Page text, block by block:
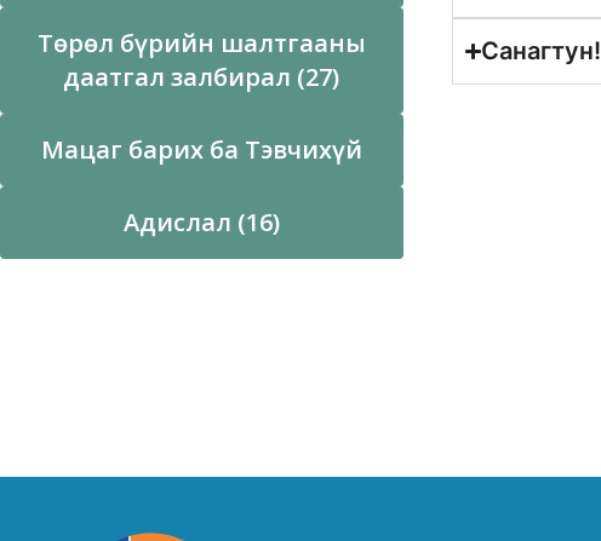
Төрөл бүрийн шалтгааны
даатгал залбирал (27)
Мацаг барих ба Тэвчихүй
Адислал (16)
Санагтун!